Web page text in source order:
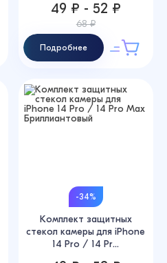
49 ₽ - 52 ₽
68 ₽
Подробнее
-34%
Комплект защитных
стекол камеры для iPhone
14 Pro / 14 Pr...